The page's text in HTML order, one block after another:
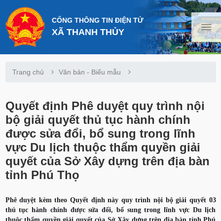
CỔNG THÔNG TIN ĐIỆN TỬ
XÃ THANH THỦY
Trang chủ Văn bản - Biểu mẫu
Quyết định Phê duyệt quy trình nội
bộ giải quyết thủ tục hành chính
được sửa đổi, bổ sung trong lĩnh
vực Du lịch thuộc thẩm quyền giải
quyết của Sở Xây dựng trên địa bàn
tỉnh Phú Thọ
Phê duyệt kèm theo Quyết định này quy trình nội bộ giải quyết 03
thủ tục hành chính được sửa đổi, bổ sung trong lĩnh vực Du lịch